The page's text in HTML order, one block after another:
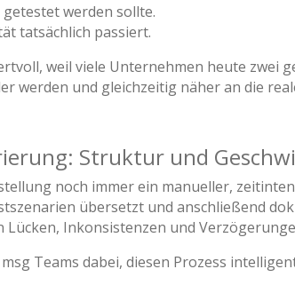
werden sollte.
tatsächlich passiert.
weil viele Unternehmen heute zwei
werden und gleichzeitig näher an die
Struktur und
noch immer ein manueller,
übersetzt und anschließend
Inkonsistenzen und
Teams dabei, diesen Prozess